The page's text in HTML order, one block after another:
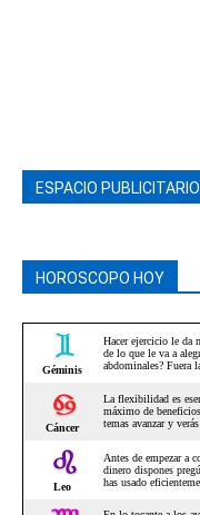
ESPACIO PUBLICITARIO
HOROSCOPO HOY